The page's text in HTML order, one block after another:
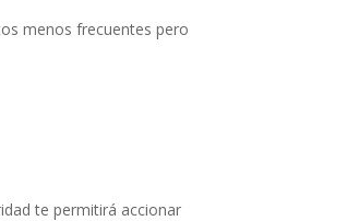
menos frecuentes pero
te permitirá accionar